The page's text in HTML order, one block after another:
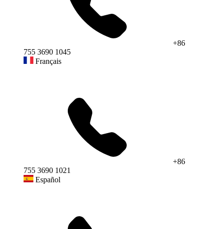
+86
755 3690 1045
Français
+86
755 3690 1021
Español